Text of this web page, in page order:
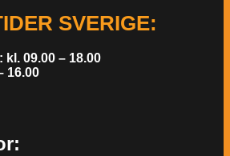
SVERIGE:
kl. 09.00 – 18.00
16.00